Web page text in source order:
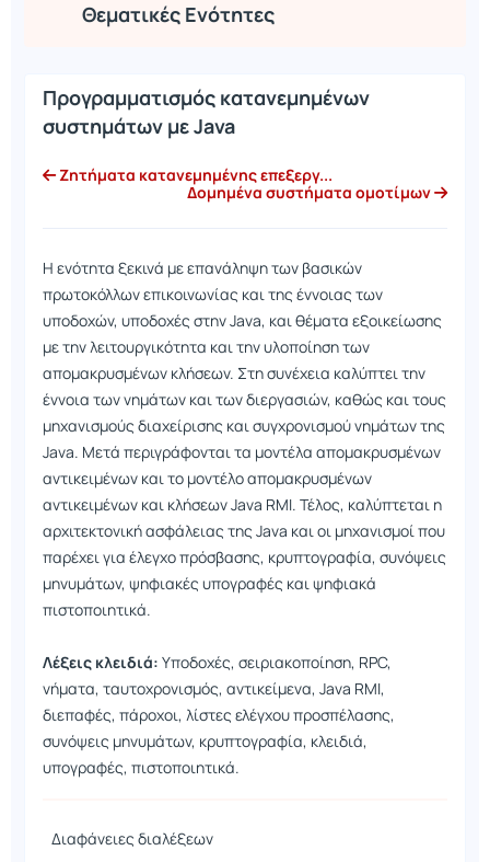
Θεματικές Ενότητες
Προγραμματισμός κατανεμημένων
συστημάτων με Java
Ζητήματα κατανεμημένης επεξεργ...
Δομημένα συστήματα ομοτίμων
Η ενότητα ξεκινά με επανάληψη των βασικών
πρωτοκόλλων επικοινωνίας και της έννοιας των
υποδοχών, υποδοχές στην Java, και θέματα εξοικείωσης
με την λειτουργικότητα και την υλοποίηση των
απομακρυσμένων κλήσεων. Στη συνέχεια καλύπτει την
έννοια των νημάτων και των διεργασιών, καθώς και τους
μηχανισμούς διαχείρισης και συγχρονισμού νημάτων της
Java. Μετά περιγράφονται τα μοντέλα απομακρυσμένων
αντικειμένων και το μοντέλο απομακρυσμένων
αντικειμένων και κλήσεων Java RMI. Τέλος, καλύπτεται η
αρχιτεκτονική ασφάλειας της Java και οι μηχανισμοί που
παρέχει για έλεγχο πρόσβασης, κρυπτογραφία, συνόψεις
μηνυμάτων, ψηφιακές υπογραφές και ψηφιακά
πιστοποιητικά.
Λέξεις κλειδιά: Υποδοχές, σειριακοποίηση, RPC,
νήματα, ταυτοχρονισμός, αντικείμενα, Java RMI,
διεπαφές, πάροχοι, λίστες ελέγχου προσπέλασης,
συνόψεις μηνυμάτων, κρυπτογραφία, κλειδιά,
υπογραφές, πιστοποιητικά.
Διαφάνειες διαλέξεων